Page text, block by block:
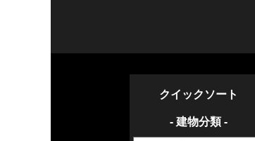
クイックソート
- 建物分類 -